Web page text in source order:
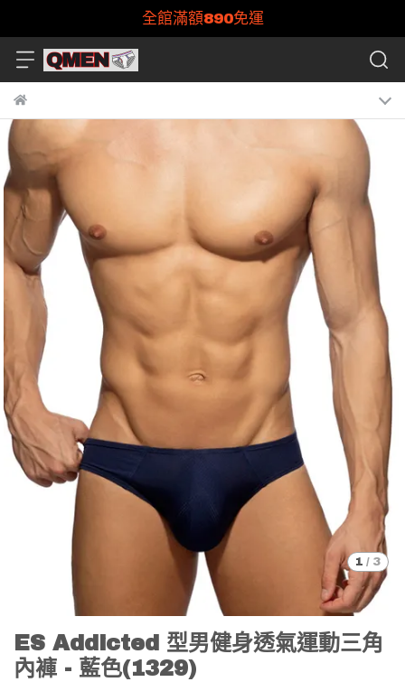
全館滿額890免運
1 / 3
ES Addicted 型男健身透氣運動三角
內褲 - 藍色(1329)